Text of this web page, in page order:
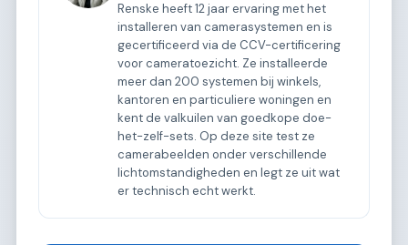
Renske heeft 12 jaar ervaring met het
installeren van camerasystemen en is
gecertificeerd via de CCV-certificering
voor cameratoezicht. Ze installeerde
meer dan 200 systemen bij winkels,
kantoren en particuliere woningen en
kent de valkuilen van goedkope doe-
het-zelf-sets. Op deze site test ze
camerabeelden onder verschillende
lichtomstandigheden en legt ze uit wat
er technisch echt werkt.